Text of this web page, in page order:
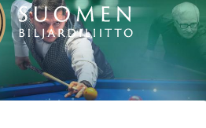
Suomen Biljardiliitto ry